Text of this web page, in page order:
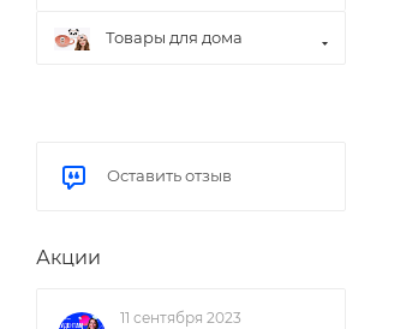
Товары для дома
Оставить отзыв
Акции
11 сентября 2023